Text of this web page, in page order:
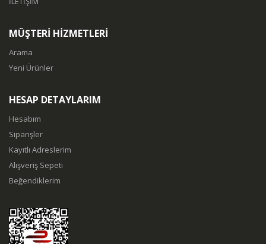
MÜŞTERİ HİZMETLERİ
Arama
Yeni Ürünler
HESAP DETAYLARIM
Hesabım
Siparişler
Kayıtlı Adreslerim
Alışveriş Sepeti
Beğendiklerim